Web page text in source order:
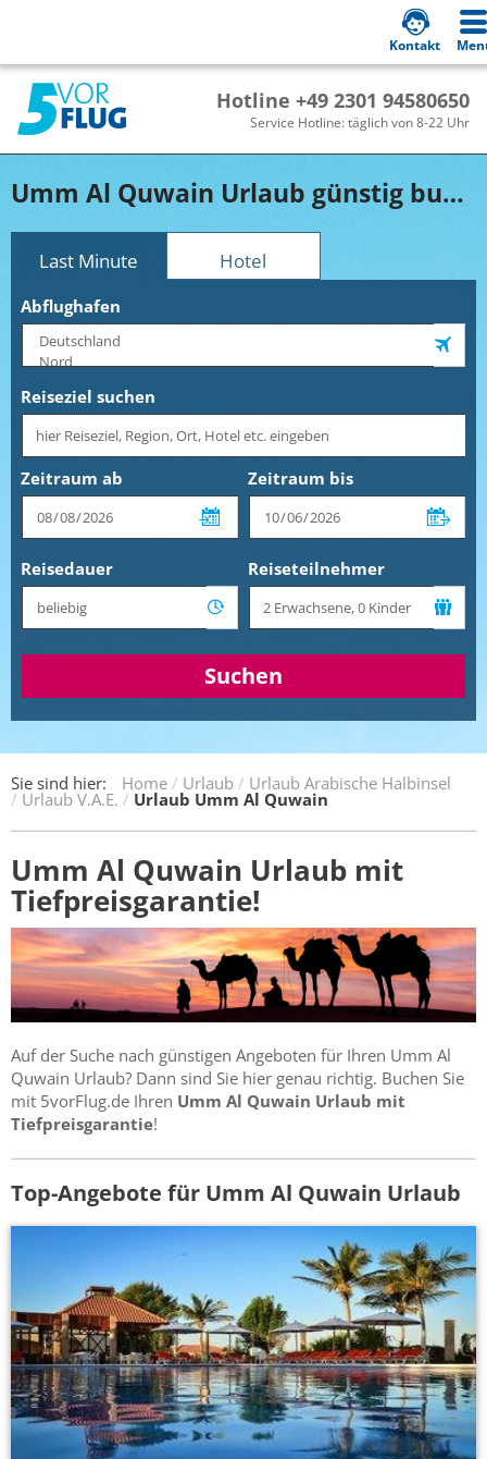
Hotline +49 2301 94580650
Service Hotline: täglich von 8-22 Uhr
Kontakt
Umm Al Quwain Urlaub günstig buchen!
Last Minute Hotel
Abflughafen
Reiseziel suchen
Zeitraum ab Zeitraum bis
Reisedauer Reiseteilnehmer
Suchen
Sie sind hier: Home Urlaub Urlaub Arabische Halbinsel
Urlaub V.A.E. Urlaub Umm Al Quwain
Umm Al Quwain Urlaub mit
Tiefpreisgarantie!
Auf der Suche nach günstigen Angeboten für Ihren Umm Al
Quwain Urlaub? Dann sind Sie hier genau richtig. Buchen Sie
mit 5vorFlug.de Ihren Umm Al Quwain Urlaub mit
Tiefpreisgarantie!
Top-Angebote für Umm Al Quwain Urlaub